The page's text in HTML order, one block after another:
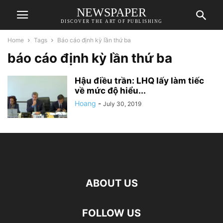
NEWSPAPER
DISCOVER THE ART OF PUBLISHING
Home Tags Báo cáo định kỳ lần thứ ba
báo cáo định kỳ lần thứ ba
Hậu điều trần: LHQ lấy làm tiếc
về mức độ hiểu...
Hoang - July 30, 2019
ABOUT US
FOLLOW US